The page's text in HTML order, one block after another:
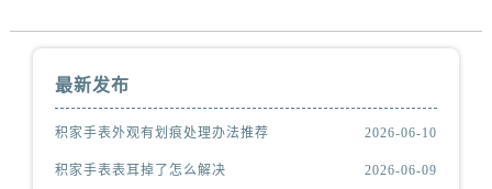
最新发布
积家手表外观有划痕处理办法推荐 2026-06-10
积家手表表耳掉了怎么解决 2026-06-09